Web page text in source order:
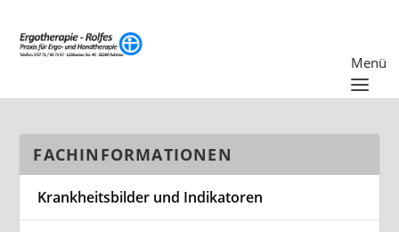
FACHINFORMATIONEN
Krankheitsbilder und Indikatoren